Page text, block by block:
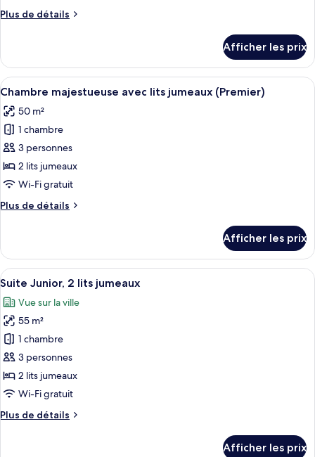
chambre :
très
grand
lit
(Premier)
Plus de détails
Plus
Chambre
majestueuse,
1
grand
lit
Afficher les prix
Afficher
toutes
les
photos
pour
ce
type
chambre :
avec
lits
jumeaux
(Premier)
Une chambre d’hôtel avec un
6
Chambre majestueuse avec lits jumeaux (Premier)
50 m²
1 chambre
3 personnes
2 lits jumeaux
Wi-Fi gratuit
Plus de détails
Plus
Chambre
majestueuse
avec
jumeaux
(Premier)
Afficher les prix
Afficher
toutes
les
photos
pour
ce
type
de
chambre :
Suite
Une chambre d’hôtel avec un
6
Suite Junior, 2 lits jumeaux
Vue sur la ville
55 m²
1 chambre
3 personnes
2 lits jumeaux
Wi-Fi gratuit
Plus de détails
Plus
Afficher les prix